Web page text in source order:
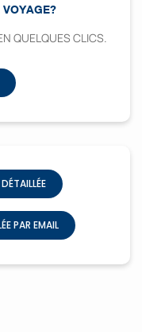
VOYAGE?
QUELQUES CLICS.
PAR EMAIL